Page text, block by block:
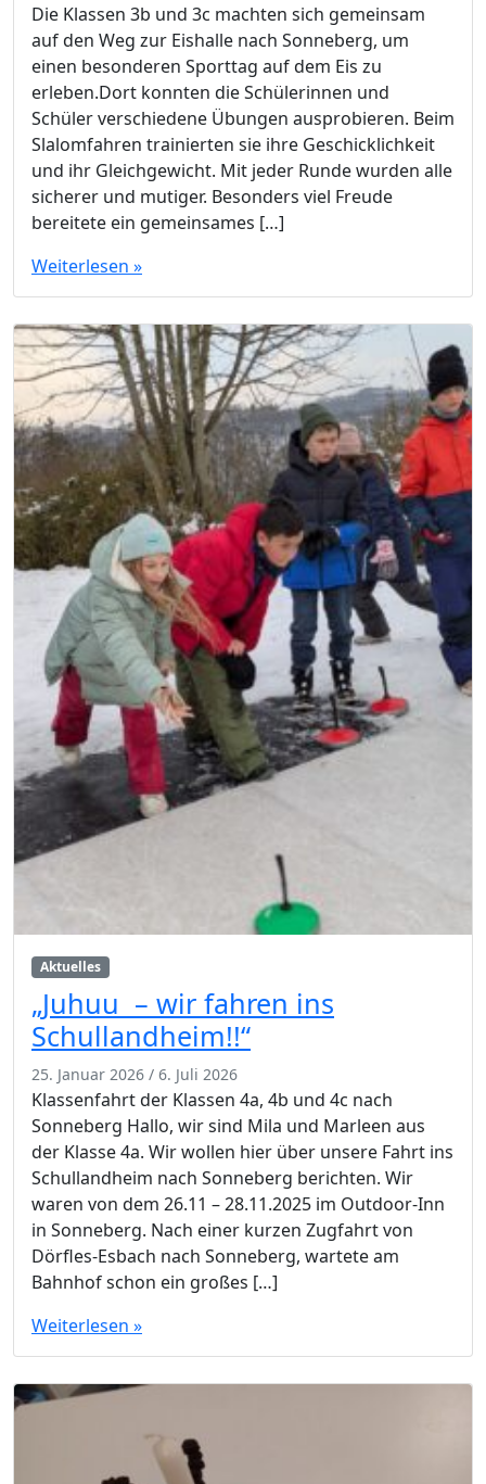
Die Klassen 3b und 3c machten sich gemeinsam
auf den Weg zur Eishalle nach Sonneberg, um
einen besonderen Sporttag auf dem Eis zu
erleben.Dort konnten die Schülerinnen und
Schüler verschiedene Übungen ausprobieren. Beim
Slalomfahren trainierten sie ihre Geschicklichkeit
und ihr Gleichgewicht. Mit jeder Runde wurden alle
sicherer und mutiger. Besonders viel Freude
bereitete ein gemeinsames […]
Weiterlesen »
Aktuelles
„Juhuu – wir fahren ins
Schullandheim!!“
25. Januar 2026 / 6. Juli 2026
Klassenfahrt der Klassen 4a, 4b und 4c nach
Sonneberg Hallo, wir sind Mila und Marleen aus
der Klasse 4a. Wir wollen hier über unsere Fahrt ins
Schullandheim nach Sonneberg berichten. Wir
waren von dem 26.11 – 28.11.2025 im Outdoor-Inn
in Sonneberg. Nach einer kurzen Zugfahrt von
Dörfles-Esbach nach Sonneberg, wartete am
Bahnhof schon ein großes […]
Weiterlesen »